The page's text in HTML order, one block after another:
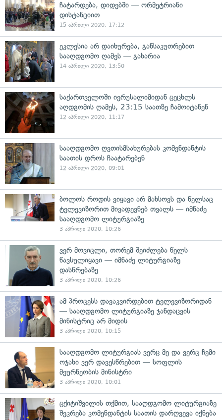
ჩატარდება, დიდებში — ორმეტრიანი
დისტანციით
15 აპრილი 2020, 17:12
ეკლესია არ დაიხურება, განსაკუთრებით
სააღდგომო ღამეს — გახარია
14 აპრილი 2020, 13:50
საქართველოში იერუსალიმიდან ცეცხლს
აღდგომის ღამეს, 23:15 საათზე ჩამოიტანენ
12 აპრილი 2020, 11:17
სააღდგომო ღვთისმსახურებას კომენდანტის
საათის დროს ჩაატარებენ
12 აპრილი 2020, 09:01
ბოლოს როდის ვიყავი არ მახსოვს და წელსაც
ტელევიზორით მივადევნებ თვალს — იმნაძე
სააღდგომო ლიტურგიაზე
3 აპრილი 2020, 10:26
ვერ მოვიცლი, თორემ შეიძლება წელს
წავსულიყავი — იმნაძე ლიტურგიაზე
დასწრებაზე
3 აპრილი 2020, 10:26
ამ პროცესს დავაკვირდებით ტელევიზორიდან
— სააღდგომო ლიტურგიაზე ჯანდაცვის
მინისტრიც არ მიდის
3 აპრილი 2020, 10:15
სააღდგომო ლიტურგიას ვერც მე და ვერც ჩემი
ოჯახი ვერ დავესწრებით — სოფლის
მეურნეობის მინისტრი
3 აპრილი 2020, 10:01
ცქიტიშვილის თქმით, სააღდგომო ლიტურგიაზე
შეკრება კომენდანტის საათის დარღვევა იქნება